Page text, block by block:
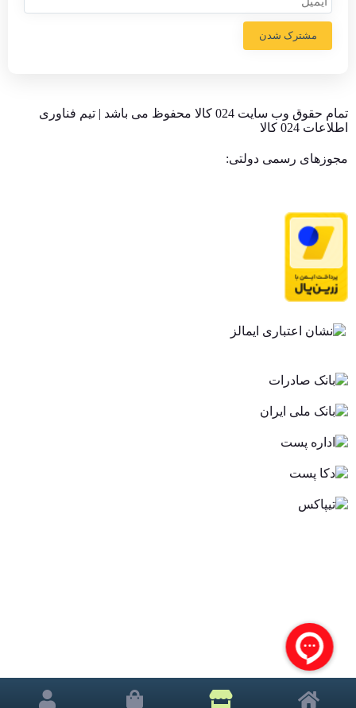
مشترک شدن
تمام حقوق وب سایت 024 کالا محفوظ می باشد | تیم فناوری
اطلاعات 024 کالا
مجوزهای رسمی دولتی: